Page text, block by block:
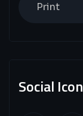
Print
Social Icon